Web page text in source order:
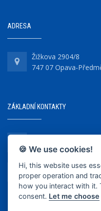
ADRESA
Žižkova 2904/8
747 07 Opava-
ZÁKLADNÍ KONTAKTY
+420 737 218 679
info@bkopava.cz
www.bkopava.cz
🍪 We use cookies!
Hi, this website uses
proper operation and
how you interact with it.
consent. Let me choose